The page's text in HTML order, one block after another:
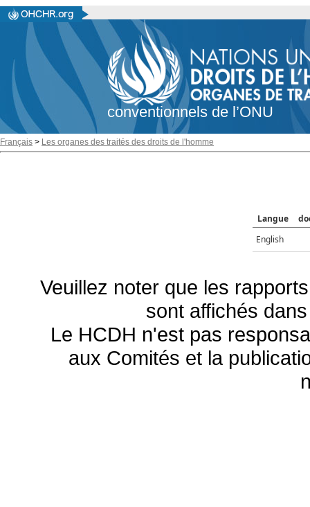
conventionnels de l’ONU
Français > Les organes des traités des droits de l'homme
Langue
English
Veuillez noter que les
sont affichés
Le HCDH n'est pas
aux Comités et la